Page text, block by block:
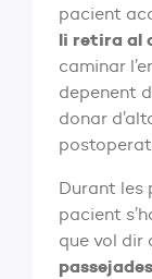
pacient
li retira al
caminar
depenent
donar
Durant les
pacient
que vol dir